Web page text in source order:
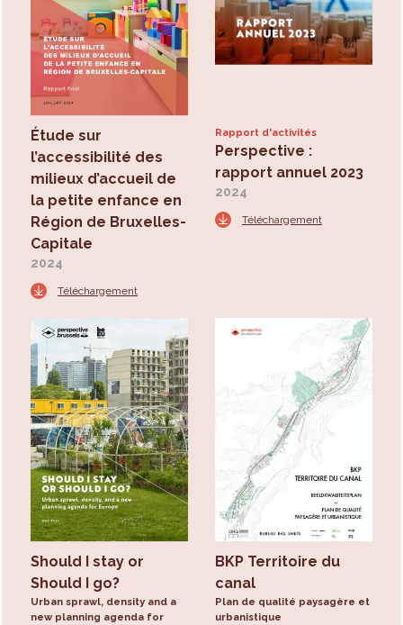
Étude sur
l’accessibilité des
milieux d’accueil de
la petite enfance en
Région de Bruxelles-
Capitale
2024
Téléchargement
Rapport d'activités
Perspective :
rapport annuel 2023
2024
Téléchargement
Should I stay or
Should I go?
Urban sprawl, density and a
new planning agenda for
BKP Territoire du
canal
Plan de qualité paysagère et
urbanistique